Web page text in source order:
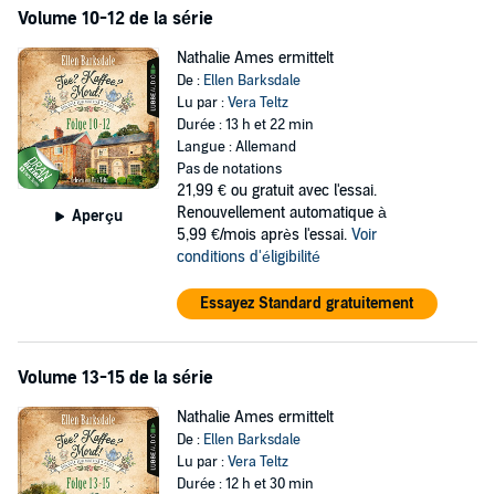
Volume 10-12 de la série
Aperçu
Nathalie Ames ermittelt
De : Ellen Barksdale
Lu par :Vera Teltz
Durée : 13 h et 22 min
Langue : Allemand
Pas de notations
21,99 € ou gratuit avec l'essai.
Renouvellement automatique à
5,99 €/mois après l'essai. Voir
conditions d'éligibilité
Essayez Standard gratuitement
Volume 13-15 de la série
Nathalie Ames ermittelt
De : Ellen Barksdale
Lu par :Vera Teltz
Durée : 12 h et 30 min